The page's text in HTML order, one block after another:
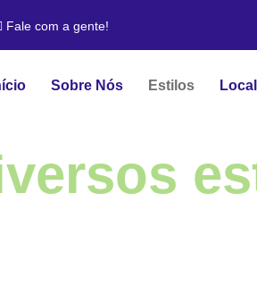
Fale com a gente!
Sobre Nós Estilos